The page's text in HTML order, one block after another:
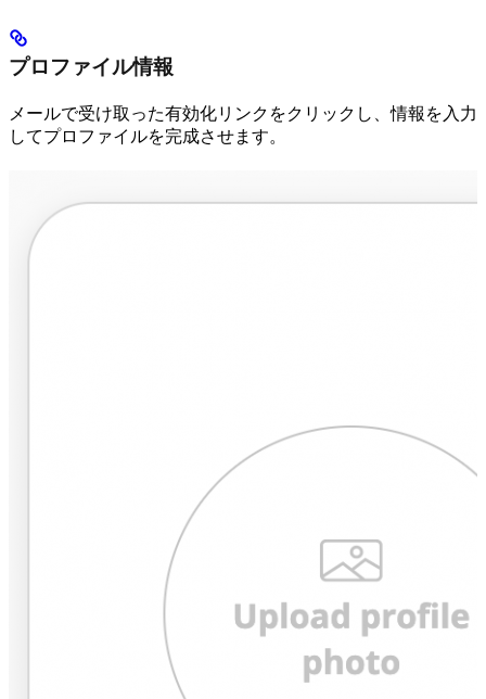
プロファイル情報
メールで受け取った有効化リンクをクリックし、情報を入力
してプロファイルを完成させます。